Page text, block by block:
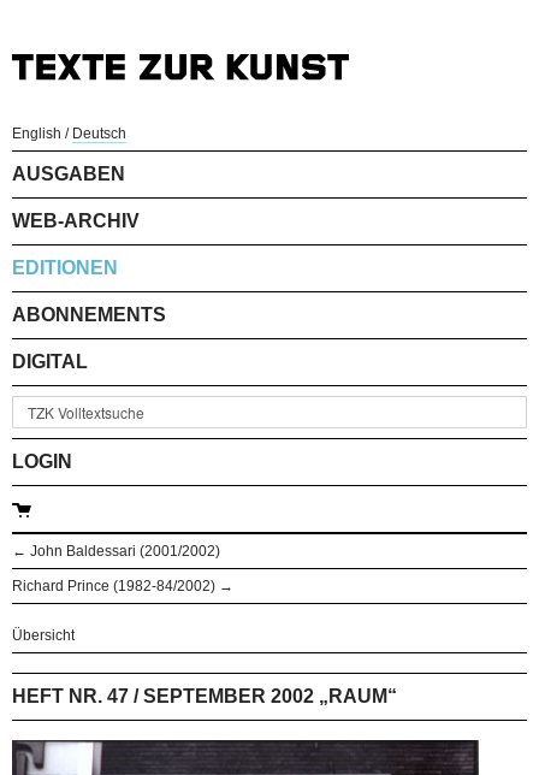
English / Deutsch
AUSGABEN
WEB-ARCHIV
EDITIONEN
ABONNEMENTS
DIGITAL
LOGIN
← John Baldessari (2001/2002)
Richard Prince (1982-84/2002) →
Übersicht
HEFT NR. 47 / SEPTEMBER 2002 „RAUM“